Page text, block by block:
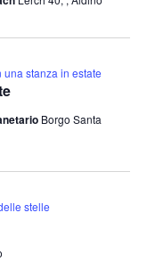
una stanza in estate
Borgo Santa
stelle